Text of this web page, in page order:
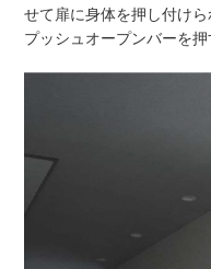
せて扉に身体を押し付け
プッシュオープンバーを